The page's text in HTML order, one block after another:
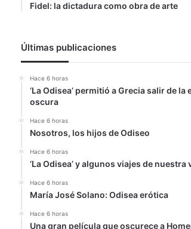
Fidel: la dictadura como obra de arte
Últimas publicaciones
Hace 6 horas
‘La Odisea’ permitió a Grecia salir de la
oscura
Hace 6 horas
Nosotros, los hijos de Odiseo
Hace 6 horas
‘La Odisea’ y algunos viajes de nuestra
Hace 6 horas
María José Solano: Odisea erótica
Hace 6 horas
Una gran película que oscurece a